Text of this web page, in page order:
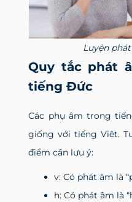
Luyện
Quy tắc phát
tiếng Đức
Các phụ âm trong
giống với tiếng Việt.
điểm cần lưu ý:
v: Có phát âm là
h: Có phát âm là